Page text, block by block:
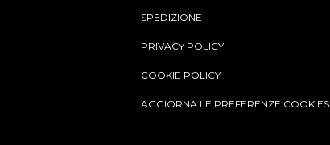
SPEDIZIONE
PRIVACY POLICY
COOKIE POLICY
AGGIORNA LE PREFERENZE COOKIES